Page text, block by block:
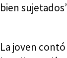
bien
La joven